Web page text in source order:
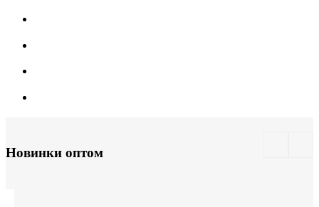
Новинки оптом